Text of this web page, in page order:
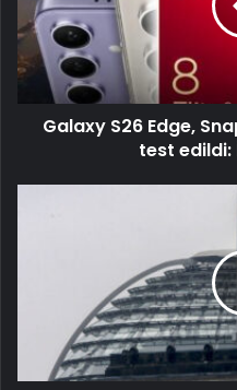
Galaxy S26 Edge,
test edildi: